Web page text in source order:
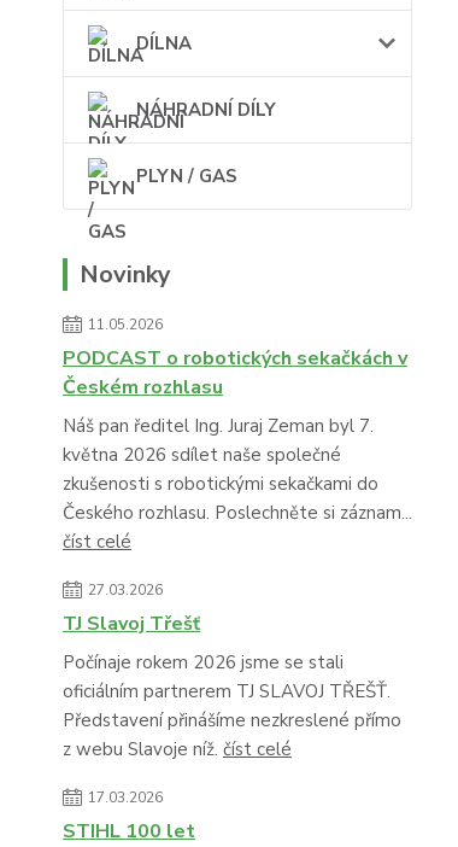
DÍLNA
NÁHRADNÍ DÍLY
PLYN / GAS
Novinky
11.05.2026
PODCAST o robotických sekačkách v
Českém rozhlasu
Náš pan ředitel Ing. Juraj Zeman byl 7.
května 2026 sdílet naše společné
zkušenosti s robotickými sekačkami do
Českého rozhlasu. Poslechněte si záznam...
číst celé
27.03.2026
TJ Slavoj Třešť
Počínaje rokem 2026 jsme se stali
oficiálním partnerem TJ SLAVOJ TŘEŠŤ.
Představení přinášíme nezkreslené přímo
z webu Slavoje níž. číst celé
17.03.2026
STIHL 100 let